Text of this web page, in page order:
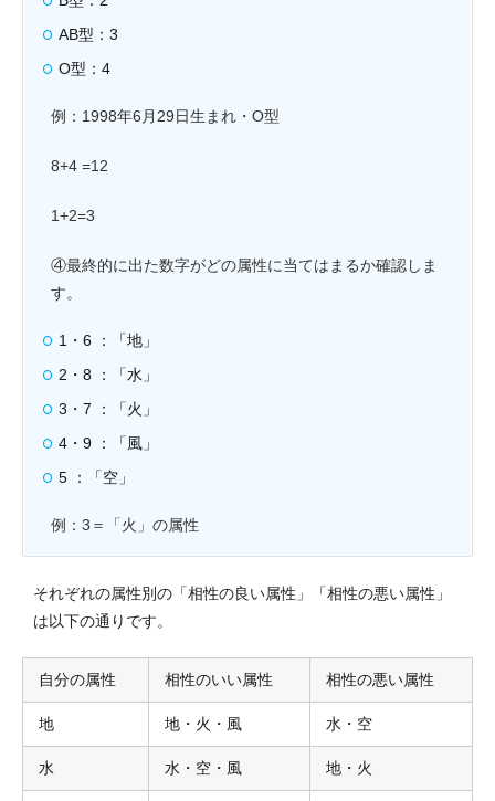
AB型：3
O型：4
例：1998年6月29日生まれ・O型
8+4 =12
1+2=3
④最終的に出た数字がどの属性に当てはまるか確認しま
す。
1・6 ：「地」
2・8 ：「水」
3・7 ：「火」
4・9 ：「風」
5 ：「空」
例：3＝「火」の属性
それぞれの属性別の「相性の良い属性」「相性の悪い属性」
は以下の通りです。
自分の属性 相性のいい属性 相性の悪い属性
地 地・火・風 水・空
水 水・空・風 地・火